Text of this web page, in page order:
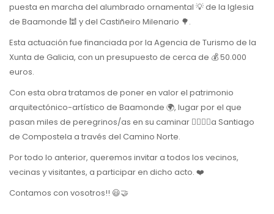
puesta en marcha del alumbrado ornamental 💡 de la Iglesia
de Baamonde 🕍 y del Castiñeiro Milenario 🌳.
Esta actuación fue financiada por la Agencia de Turismo de la
Xunta de Galicia, con un presupuesto de cerca de 💰 50.000
euros.
Con esta obra tratamos de poner en valor el patrimonio
arquitectónico-artístico de Baamonde 🌍, lugar por el que
pasan miles de peregrinos/as en su caminar 🚶‍♀️🚶‍♂️a Santiago
de Compostela a través del Camino Norte.
Por todo lo anterior, queremos invitar a todos los vecinos,
vecinas y visitantes, a participar en dicho acto. ❤️
Contamos con vosotros!! 😃🤝